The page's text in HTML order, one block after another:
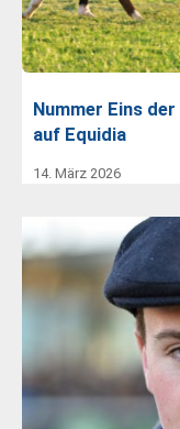
Nummer Eins
auf Equidia
14. März 2026